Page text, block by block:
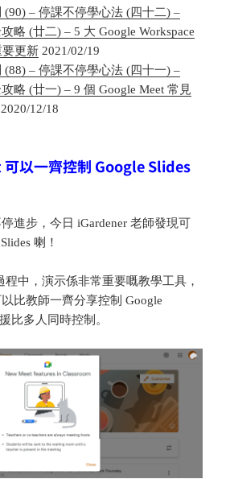
(90) – 停課不停學心法 (四十二) –
略 (廿二) – 5 大 Google Workspace
要更新 2021/02/19
(88) – 停課不停學心法 (四十一) –
略 (廿一) – 9 個 Google Meet 常見
2020/12/18
以一齊控制 Google Slides
進步，今日 iGardener 老師發現可
喇！
中，演示係非常重要嘅教學工具，
比教師一齊分享控制 Google
比多人同時控制。